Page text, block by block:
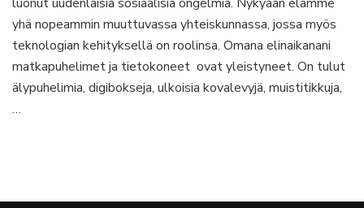
yhä nopeammin muuttuvassa yhteiskunnassa, jossa myös
teknologian kehityksellä on roolinsa. Omana elinaikanani
matkapuhelimet ja tietokoneet ovat yleistyneet. On tulut
älypuhelimia, digibokseja, ulkoisia kovalevyjä, muistitikkuja,
…